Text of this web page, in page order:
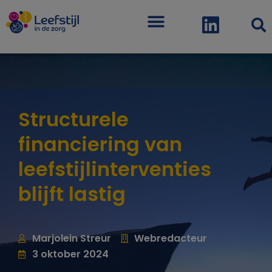
Menu
Structurele
financiering van
leefstijlinterventies
blijft lastig
Marjolein Streur
Webredacteur
3 oktober 2024